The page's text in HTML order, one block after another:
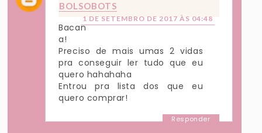
BOLSOBOTS
1 DE SETEMBRO DE 2017 ÀS 04:48
Bacan
a!
Preciso de mais umas 2 vidas
pra conseguir ler tudo que eu
quero hahahaha
Entrou pra lista dos que eu
quero comprar!
Responder